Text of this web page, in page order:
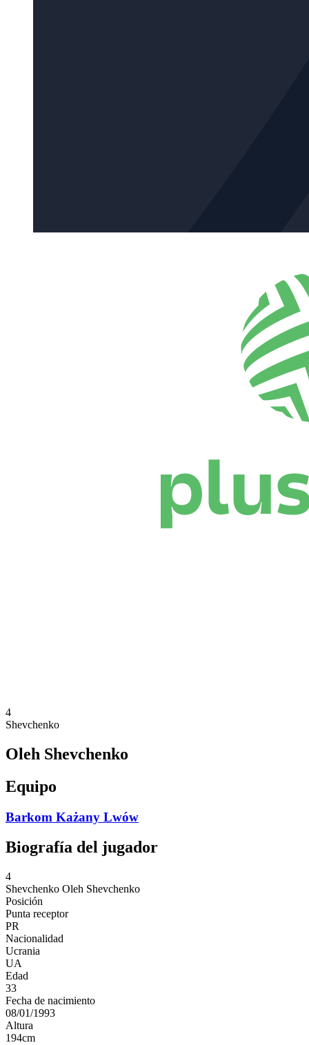
4
Shevchenko
Oleh Shevchenko
Equipo
Barkom Każany Lwów
Biografía del jugador
4
Shevchenko Oleh Shevchenko
Posición
Punta receptor
PR
Nacionalidad
Ucrania
UA
Edad
33
Fecha de nacimiento
08/01/1993
Altura
194cm